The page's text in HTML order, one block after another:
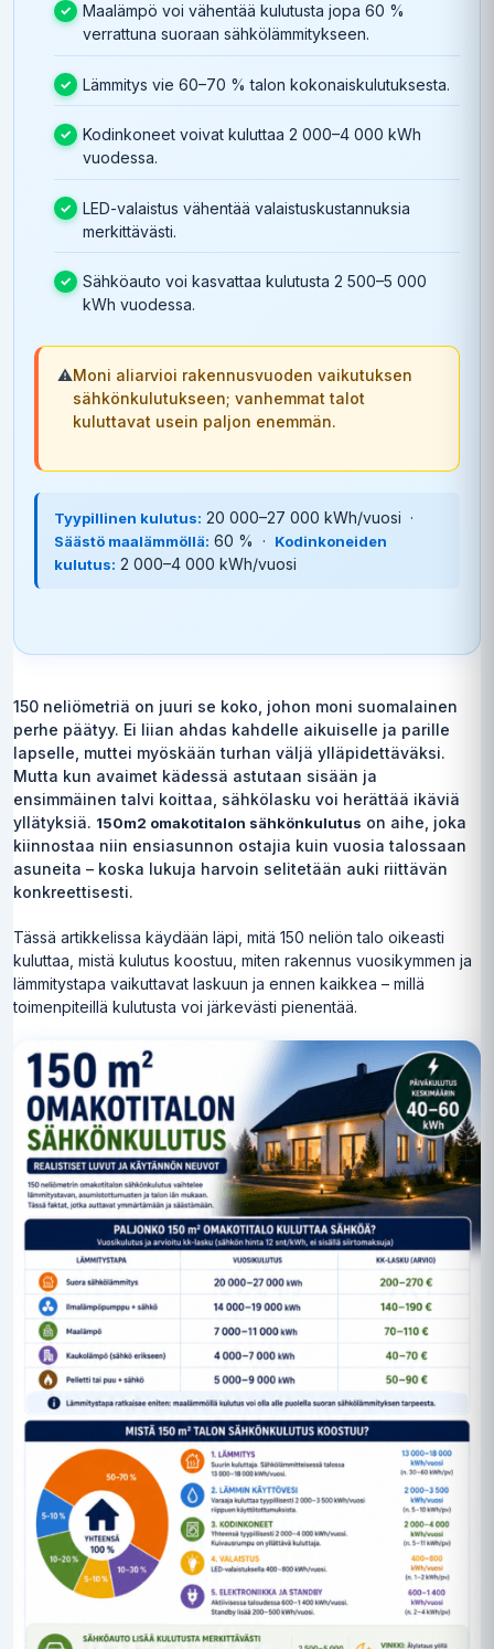
Maalämpö voi vähentää kulutusta jopa 60 %
verrattuna suoraan sähkölämmitykseen.
Lämmitys vie 60–70 % talon kokonaiskulutuksesta.
Kodinkoneet voivat kuluttaa 2 000–4 000 kWh
vuodessa.
LED-valaistus vähentää valaistuskustannuksia
merkittävästi.
Sähköauto voi kasvattaa kulutusta 2 500–5 000
kWh vuodessa.
⚠️Moni aliarvioi rakennusvuoden vaikutuksen
sähkönkulutukseen; vanhemmat talot
kuluttavat usein paljon enemmän.
Tyypillinen kulutus: 20 000–27 000 kWh/vuosi ·
Säästö maalämmöllä: 60 % ·
Kodinkoneiden
kulutus: 2 000–4 000 kWh/vuosi
150 neliömetriä on juuri se koko, johon moni suomalainen
perhe päätyy. Ei liian ahdas kahdelle aikuiselle ja parille
lapselle, muttei myöskään turhan väljä ylläpidettäväksi.
Mutta kun avaimet kädessä astutaan sisään ja
ensimmäinen talvi koittaa, sähkölasku voi herättää ikäviä
yllätyksiä. 150m2 omakotitalon sähkönkulutus on aihe, joka
kiinnostaa niin ensiasunnon ostajia kuin vuosia talossaan
asuneita – koska lukuja harvoin selitetään auki riittävän
konkreettisesti.
Tässä artikkelissa käydään läpi, mitä 150 neliön talo oikeasti
kuluttaa, mistä kulutus koostuu, miten rakennus vuosikymmen ja
lämmitystapa vaikuttavat laskuun ja ennen kaikkea – millä
toimenpiteillä kulutusta voi järkevästi pienentää.